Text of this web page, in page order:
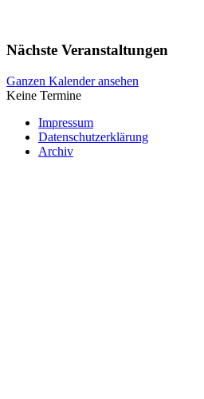
Nächste Veranstaltungen
Ganzen Kalender ansehen
Keine Termine
Impressum
Datenschutzerklärung
Archiv